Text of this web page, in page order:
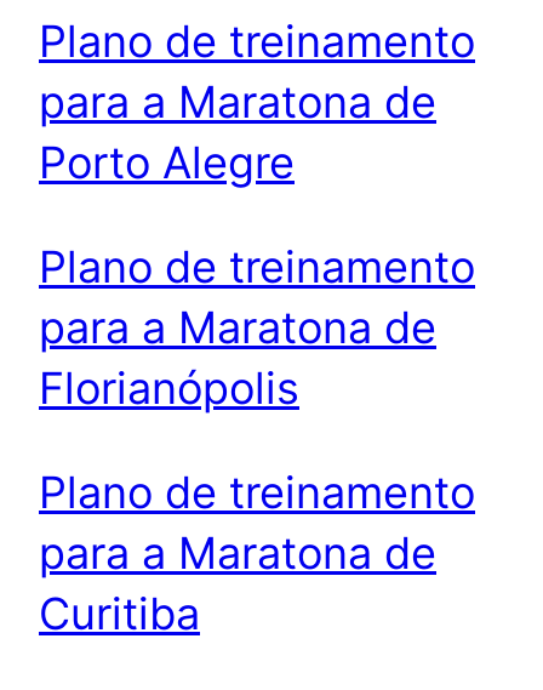
Plano de treinamento
para a Maratona de
Porto Alegre
Plano de treinamento
para a Maratona de
Florianópolis
Plano de treinamento
para a Maratona de
Curitiba